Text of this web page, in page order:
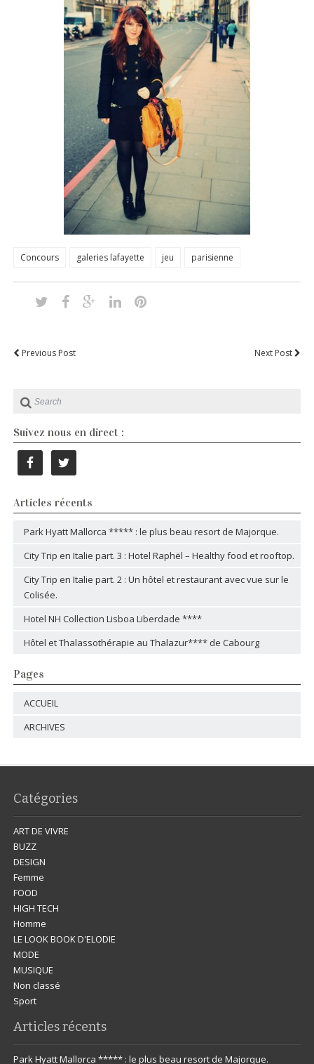
Concours galeries lafayette jeu parisienne
Previous Post Next Post
Suivez nous en direct :
Articles récents
Park Hyatt Mallorca ***** : le plus beau resort de Majorque.
City Trip en Italie part. 3 : Hotel Raphël – Healthy food et rooftop.
City Trip en Italie part. 2 : Un hôtel et restaurant avec vue sur le
Colisée.
Hotel NH Collection Lisboa Liberdade ****
Hôtel et Thalassothérapie au Thalazur**** de Cabourg
Pages
ACCUEIL
ARCHIVES
Catégories
ART DE VIVRE
BUZZ
DESIGN
Femme
FOOD
HIGH TECH
Homme
LE LOOK BOOK D'ELODIE
MODE
MUSIQUE
Non classé
Sport
Articles récents
Park Hyatt Mallorca ***** : le plus beau resort de Majorque.